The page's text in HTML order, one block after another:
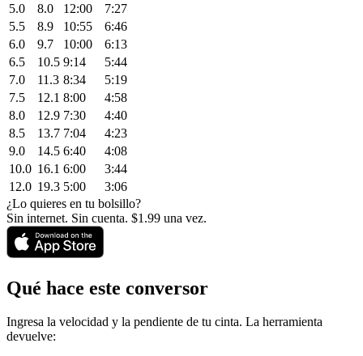
5.0
8.0 12:00
7:27
5.5
8.9 10:55
6:46
6.0
9.7 10:00
6:13
6.5
10.5 9:14
5:44
7.0
11.3 8:34
5:19
7.5
12.1 8:00
4:58
8.0
12.9 7:30
4:40
8.5
13.7 7:04
4:23
9.0
14.5 6:40
4:08
10.0 16.1 6:00
3:44
12.0 19.3 5:00
3:06
¿Lo quieres en tu bolsillo?
Sin internet. Sin cuenta. $1.99 una vez.
Qué hace este conversor
Ingresa la velocidad y la pendiente de tu cinta. La herramienta
devuelve: